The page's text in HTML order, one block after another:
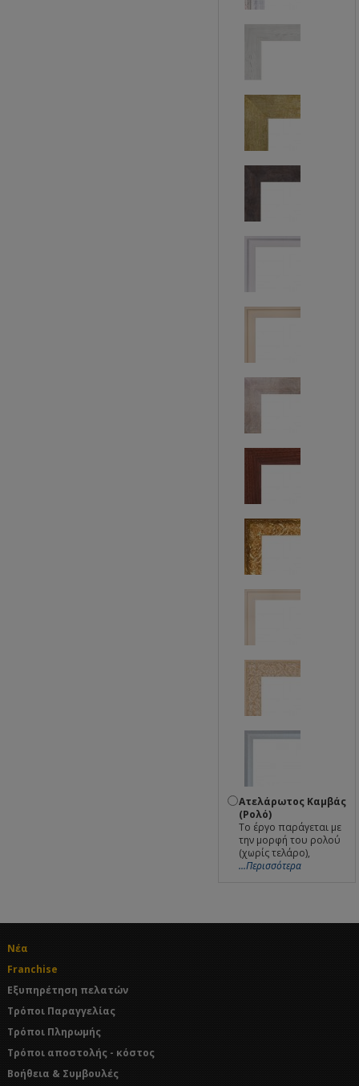
Ατελάρωτος Καμβάς
(Ρολό)
Το έργο παράγεται με
την μορφή του ρολού
(χωρίς τελάρο),
...Περισσότερα
Νέα
Franchise
Εξυπηρέτηση πελατών
Τρόποι Παραγγελίας
Τρόποι Πληρωμής
Τρόποι αποστολής - κόστος
Βοήθεια & Συμβουλές